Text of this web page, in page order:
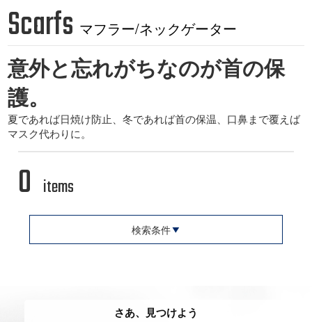
Scarfs マフラー/ネックゲーター
意外と忘れがちなのが首の保
護。
夏であれば日焼け防止、冬であれば首の保温、口鼻まで覆えば
マスク代わりに。
0 items
検索条件
さあ、見つけよう